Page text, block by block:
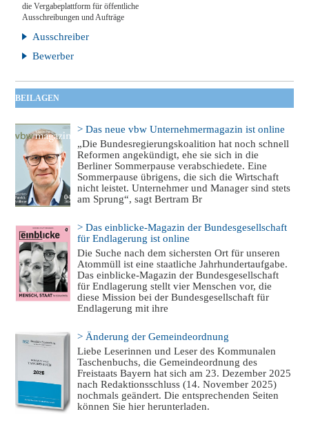
die Vergabeplattform für öffentliche
Ausschreibungen und Aufträge
Ausschreiber
Bewerber
BEILAGEN
> Das neue vbw Unternehmermagazin ist online
„Die Bundesregierungskoalition hat noch schnell
Reformen angekündigt, ehe sie sich in die
Berliner Sommerpause verabschiedete. Eine
Sommerpause übrigens, die sich die Wirtschaft
nicht leistet. Unternehmer und Manager sind stets
am Sprung“, sagt Bertram Br
> Das einblicke-Magazin der Bundesgesellschaft
für Endlagerung ist online
Die Suche nach dem sichersten Ort für unseren
Atommüll ist eine staatliche Jahrhundertaufgabe.
Das einblicke-Magazin der Bundesgesellschaft
für Endlagerung stellt vier Menschen vor, die
diese Mission bei der Bundesgesellschaft für
Endlagerung mit ihre
> Änderung der Gemeindeordnung
Liebe Leserinnen und Leser des Kommunalen
Taschenbuchs, die Gemeindeordnung des
Freistaats Bayern hat sich am 23. Dezember 2025
nach Redaktionsschluss (14. November 2025)
nochmals geändert. Die entsprechenden Seiten
können Sie hier herunterladen.